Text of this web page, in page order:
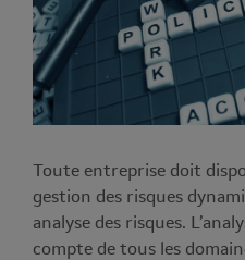
Toute entreprise doit
gestion des risques
analyse des risques.
compte de tous les